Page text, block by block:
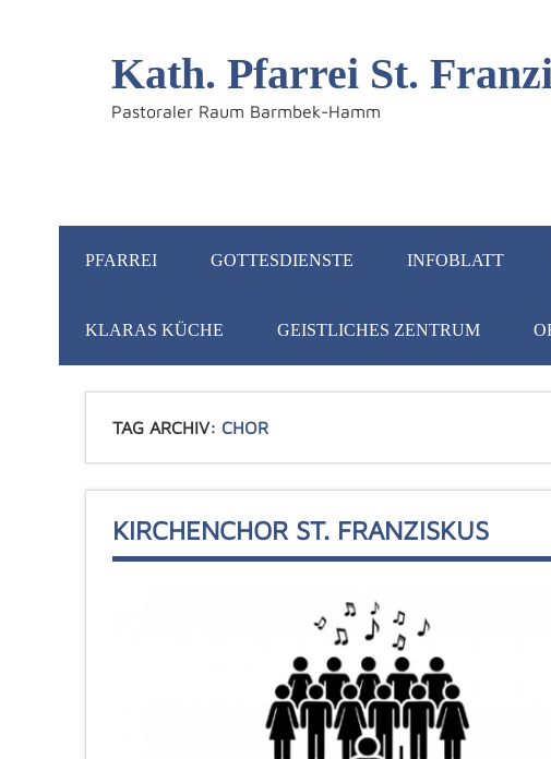
Kath. Pfarrei St.
Pastoraler Raum Barmbek-Hamm
PFARREI GOTTESDIENSTE INFOBLATT
KLARAS KÜCHE GEISTLICHES ZENTRUM
TAG ARCHIV: CHOR
KIRCHENCHOR ST. FRANZISKUS